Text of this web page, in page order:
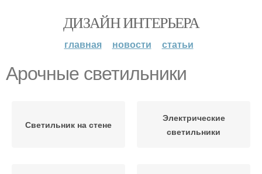
ДИЗАЙН ИНТЕРЬЕРА
главная новости статьи
Арочные светильники
Светильник на стене
Электрические
светильники